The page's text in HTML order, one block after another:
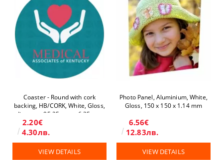
Coaster - Round with cork
backing, HB/CORK, White, Gloss,
diameter 95.25 mm x 6.35 mm
2.20€
4.30лв.
VIEW DETAILS
Photo Panel, Aluminium, White,
Gloss, 150 x 150 х 1.14 mm
6.56€
12.83лв.
VIEW DETAILS